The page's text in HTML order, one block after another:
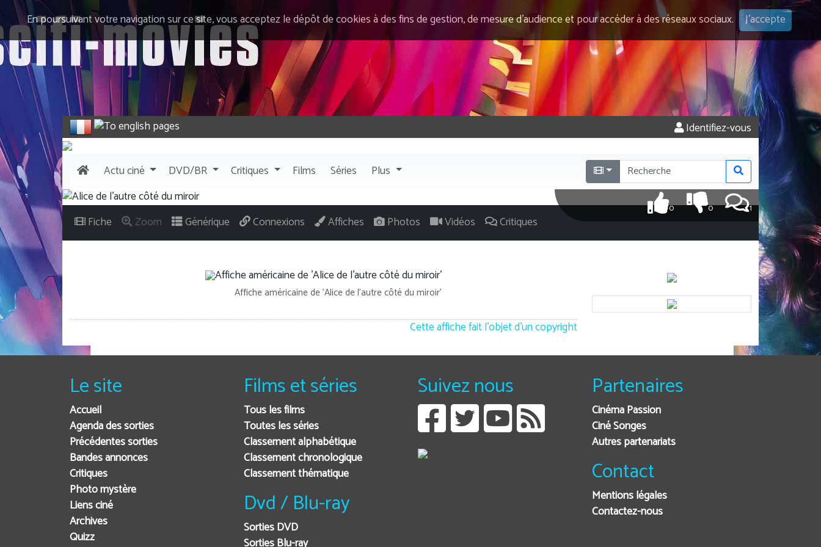
En poursuivant votre navigation sur ce site, vous acceptez le dépôt de cookies à des fins de gestion, de mesure d’audience et pour accéder à des réseaux sociaux. J'accepte
Identifiez-vous
Actuciné DVD/BR Critiques Films Séries Plus
1
0
0
Fiche Zoom Générique Connexions Affiches Photos Vidéos Critiques
Affiche américaine de 'Alice de l'autre côté du miroir'
Cette affiche fait l'objet d'un copyright
Le site
Accueil
Agenda des sorties
Précédentes sorties
Bandes annonces
Critiques
Photo mystère
Liens ciné
Archives
Quizz
Films et séries
Tous les films
Toutes les séries
Classement alphabétique
Classement chronologique
Classement thématique
Dvd / Blu-ray
Sorties DVD
Suivez nous Partenaires
Cinéma Passion
Ciné Songes
Autres partenariats
Contact
Mentions légales
Contactez-nous